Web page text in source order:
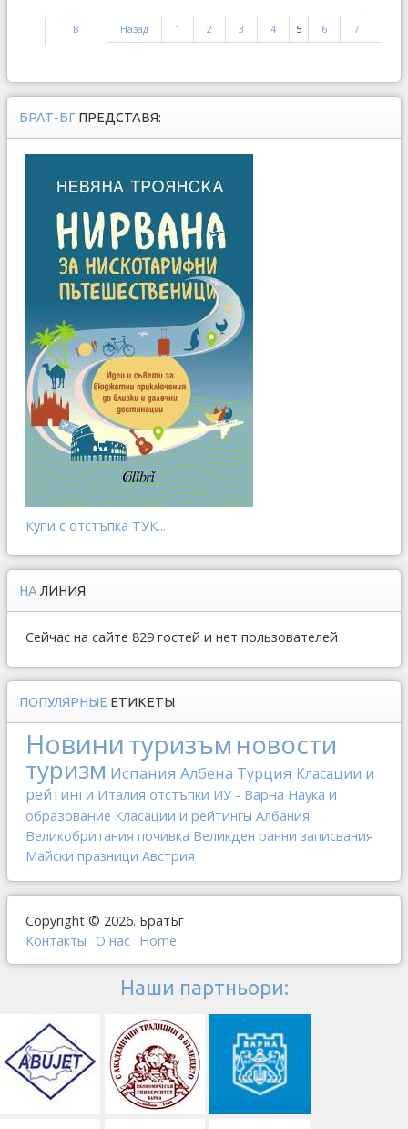
В
Назад 1 2 3 4 5 6 7
БРАТ-БГ ПРЕДСТАВЯ:
Купи с отстъпка ТУК...
НА ЛИНИЯ
Сейчас на сайте 829 гостей и нет пользователей
ПОПУЛЯРНЫЕ ЕТИКЕТЫ
Новинитуризъм новости
туризм Испания Албена Турция Класации и
рейтинги Италия отстъпки ИУ - Варна Наука и
образование Класации и рейтингы Албания
Великобритания почивка Великден ранни записвания
Майски празници Австрия
Copyright © 2026. БратБг
Контакты
О наc Home
Наши партньори: